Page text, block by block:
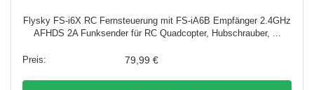
Flysky FS-i6X RC Fernsteuerung mit FS-iA6B Empfänger 2.4GHz
AFHDS 2A Funksender für RC Quadcopter, Hubschrauber, ...
79,99 €